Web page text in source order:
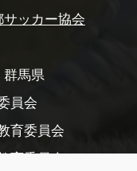
ッカー協会
群馬県
員会
育委員会
育委員会